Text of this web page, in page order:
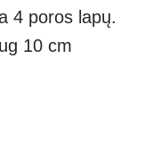
4 poros lapų.
10 cm